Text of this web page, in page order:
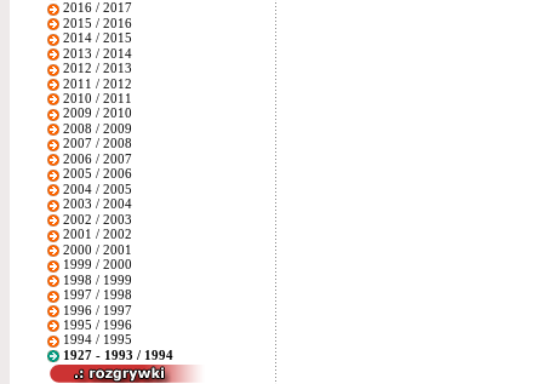
2016 / 2017
2015 / 2016
2014 / 2015
2013 / 2014
2012 / 2013
2011 / 2012
2010 / 2011
2009 / 2010
2008 / 2009
2007 / 2008
2006 / 2007
2005 / 2006
2004 / 2005
2003 / 2004
2002 / 2003
2001 / 2002
2000 / 2001
1999 / 2000
1998 / 1999
1997 / 1998
1996 / 1997
1995 / 1996
1994 / 1995
1927 - 1993 / 1994